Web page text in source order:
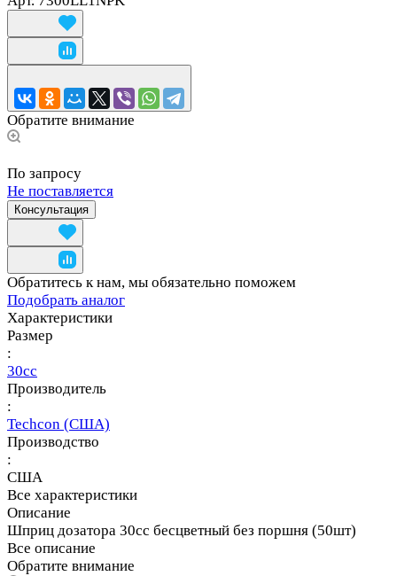
Обратите внимание
По запросу
Не поставляется
Консультация
Обратитесь к нам, мы обязательно поможем
Подобрать аналог
Характеристики
Размер
:
30сс
Производитель
:
Techcon (США)
Производство
:
США
Все характеристики
Описание
Шприц дозатора 30сс бесцветный без поршня (50шт)
Все описание
Обратите внимание